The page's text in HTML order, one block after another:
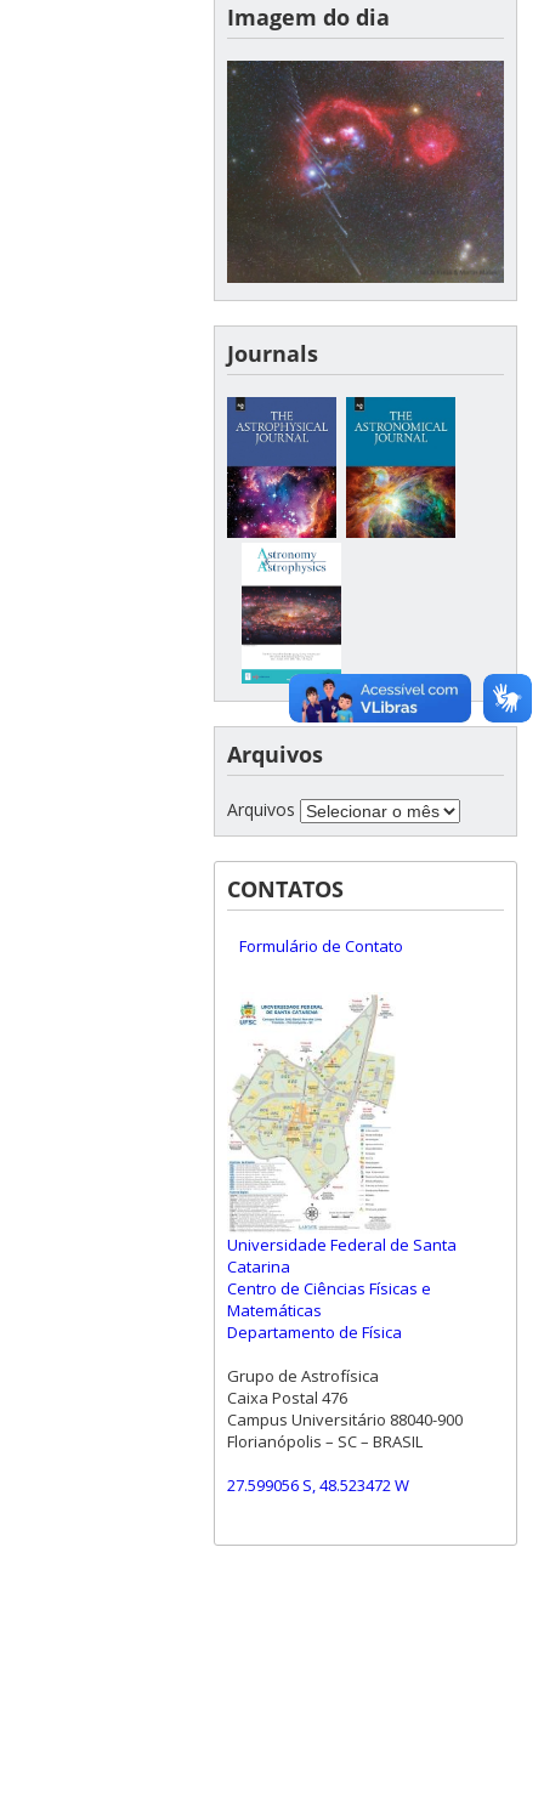
Imagem do dia
Journals
Arquivos
Arquivos
CONTATOS
Formulário de Contato
Universidade Federal de Santa
Catarina
Centro de Ciências Físicas e
Matemáticas
Departamento de Física
Grupo de Astrofísica
Caixa Postal 476
Campus Universitário 88040-900
Florianópolis – SC – BRASIL
27.599056 S, 48.523472 W